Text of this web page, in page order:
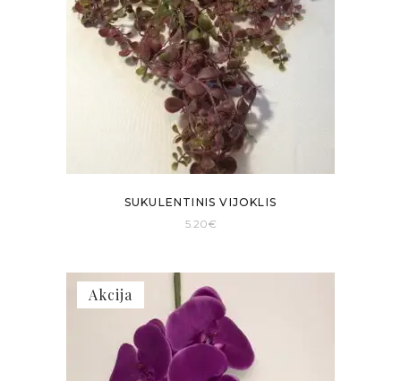
SUKULENTINIS VIJOKLIS
5.20€
Akcija